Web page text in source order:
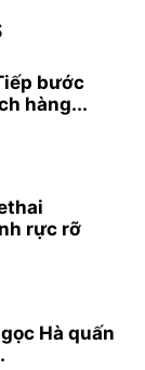
bước
hàng...
rực rỡ
Hà quấn